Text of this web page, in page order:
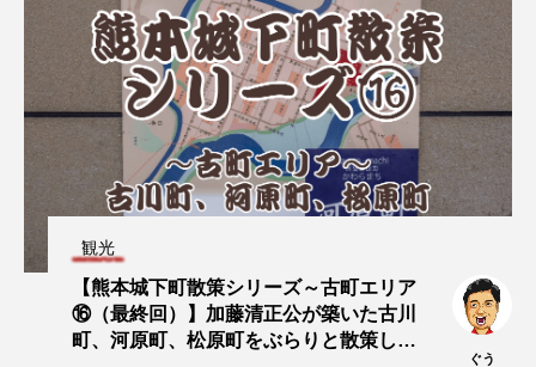
観光
【熊本城下町散策シリーズ～古町エリア
⑯（最終回）】加藤清正公が築いた古川
町、河原町、松原町をぶらりと散策して
ぐう